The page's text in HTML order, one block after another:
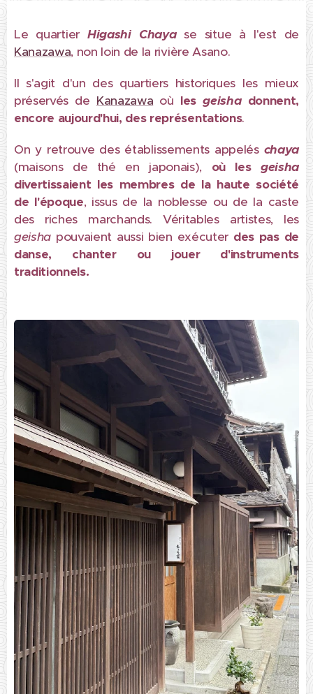
Le quartier Higashi Chayase situe à l'est de
Kanazawa, non loin de la rivière Asano.
Il s'agit d'un des quartiers historiques les mieux
préservés de Kanazawa où lesgeishadonnent,
encore aujourd'hui, des représentations.
On y retrouve des établissements appelés chaya
(maisons de thé en japonais), où les geisha
divertissaient les membres de la haute société
de l'époque, issus de la noblesse ou de la caste
des riches marchands. Véritables artistes, les
geisha pouvaient aussi bien exécuter des pas de
danse, chanter ou jouer d'instruments
traditionnels.